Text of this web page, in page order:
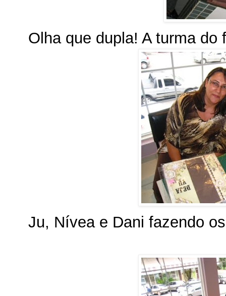
Olha que dupla! A turma do
Ju, Nívea e Dani fazendo